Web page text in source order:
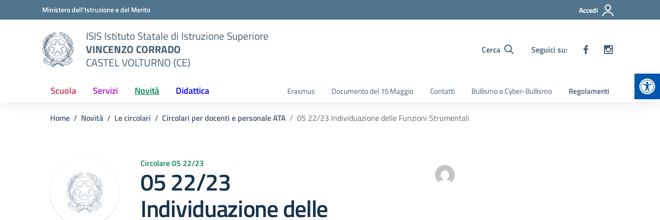
Vai ai contenuti
Vai al menu di navigazioneMinistero dell'Istruzione e del Merito Accedi
ISIS Istituto Statale di Istruzione Superiore
VINCENZO CORRADO
CASTEL VOLTURNO (CE)
Cerca Seguici su:
Scuola Servizi Novità Didattica Erasmus Documento del 15 Maggio Contatti Bullismo e Cyber-Bullismo Regolamenti
Home Novità Le circolari Circolari per docenti e personale ATA 05 22/23 Individuazione delle Funzioni Strumentali
Circolare 05 22/23
05 22/23
Individuazione delle